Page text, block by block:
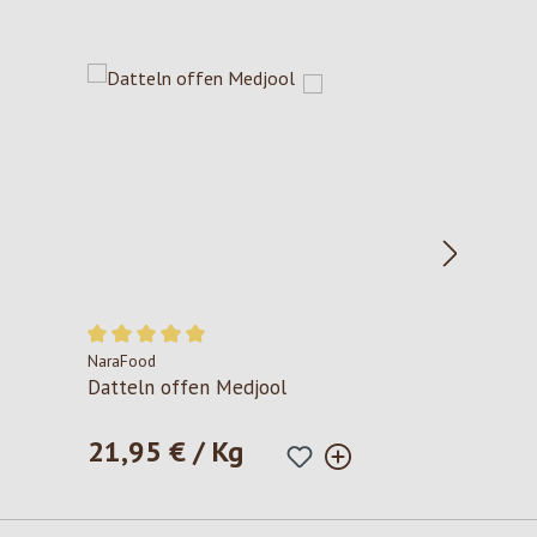
Durchschnittliche Bewertung von 5 von 5 Sternen
NaraFood
Datteln offen Medjool
Regulärer Preis:
21,95 € / Kg